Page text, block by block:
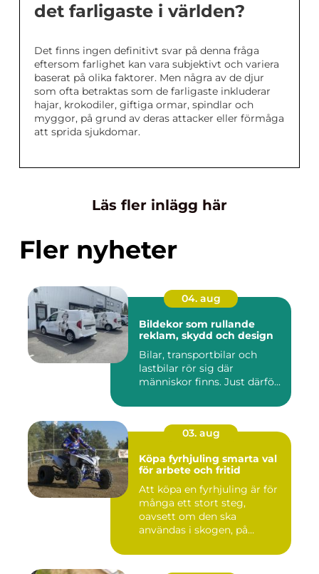
det farligaste i världen?
Det finns ingen definitivt svar på denna fråga
eftersom farlighet kan vara subjektivt och variera
baserat på olika faktorer. Men några av de djur
som ofta betraktas som de farligaste inkluderar
hajar, krokodiler, giftiga ormar, spindlar och
myggor, på grund av deras attacker eller förmåga
att sprida sjukdomar.
Läs fler inlägg här
Fler nyheter
04. aug
Bildekor som rullande
reklam, skydd och design
Bilar, transportbilar och
lastbilar rör sig där
människor finns. Just därfö...
03. aug
Köpa fyrhjuling smarta val
för arbete och fritid
Att köpa en fyrhjuling är för
många ett stort steg,
oavsett om den ska
användas i skogen, på